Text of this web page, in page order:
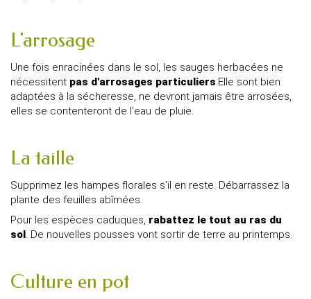
L'arrosage
Une fois enracinées dans le sol, les sauges herbacées ne
nécessitent pas d'arrosages particuliers.Elle sont bien
adaptées à la sécheresse, ne devront jamais être arrosées,
elles se contenteront de l'eau de pluie.
La taille
Supprimez les hampes florales s'il en reste. Débarrassez la
plante des feuilles abîmées.
Pour les espèces caduques, rabattez le tout au ras du
sol. De nouvelles pousses vont sortir de terre au printemps.
Culture en pot